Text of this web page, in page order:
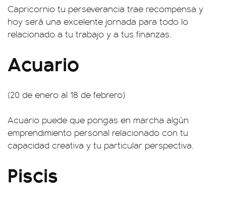
Capricornio tu perseverancia trae recompensa y
hoy será una excelente jornada para todo lo
relacionado a tu trabajo y a tus finanzas.
Acuario
(20 de enero al 18 de febrero)
Acuario puede que pongas en marcha algún
emprendimiento personal relacionado con tu
capacidad creativa y tu particular perspectiva.
Piscis